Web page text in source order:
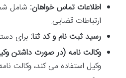
اطلاعات تماس خواهان: شامل
ارتباطات قضایی.
رسید ثبت نام و کد ثنا: برای
وکالت نامه (در صورت داشتن
وکیل استفاده می کند، وکالت